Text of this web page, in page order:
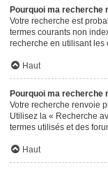
Pourquoi ma recherche
Votre recherche est
termes courants non
recherche en utilisant
Haut
Pourquoi ma recherche
Votre recherche renvoie
Utilisez la « Recherche
termes utilisés et des
Haut